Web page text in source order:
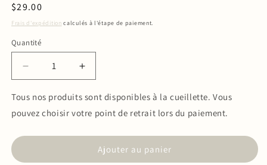
Prix
habituel
$29.00
Frais d'expédition calculés à l'étape de paiement.
Quantité
Quantité
Réduire
la
quantité
de
Bouquet
Augmenter
la
quantité
de
Recharge
Bouquet
Parfumé
Bambou
Tous nos produits sont disponibles à la cueillette. Vous
pouvez choisir votre point de retrait lors du paiement.
Ajouter au panier